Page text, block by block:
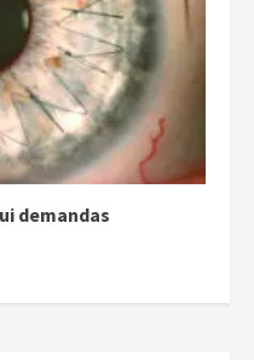
demandas